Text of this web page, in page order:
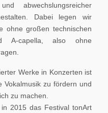
abwechslungsreicher
Dabei legen wir
ohne großen technischen
A-capella, also ohne
Werke in Konzerten ist
Vokalmusik zu fördern und
zu machen.
2015 das Festival tonArt